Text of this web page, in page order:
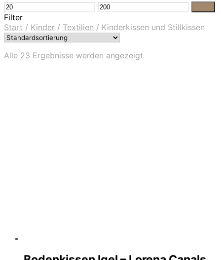
Min.
Preis
Max.
Preis
Filter
Start / Kinder / Textilien / Kinderkissen und Stillkissen
Alle 23 Ergebnisse werden angezeigt